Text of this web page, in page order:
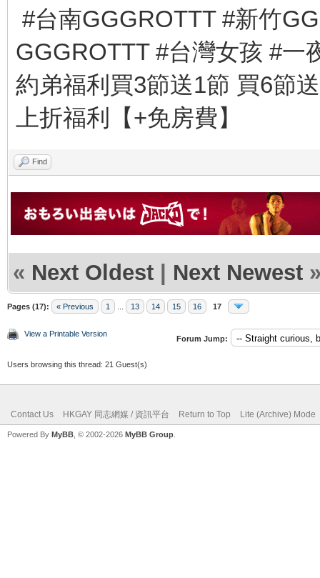
#台南GGGROTTT #新竹
GGGROTTT #台灣女孩 #一
約弟福利買3節送1節 買6節
上折福利【+免房費】
Find
« Next Oldest | Next Newest
Pages (17): « Previous 1 13 14 15 16 17
View a Printable Version
Forum Jump:
Users browsing this thread: 21 Guest(s)
Contact Us HKGAY 同志網媒 / 資訊平台 Return to Top Lite (Archive) Mode
Powered By MyBB , © 2002-2026 MyBB Group